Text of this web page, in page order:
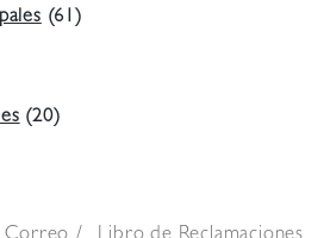
(61)
(20)